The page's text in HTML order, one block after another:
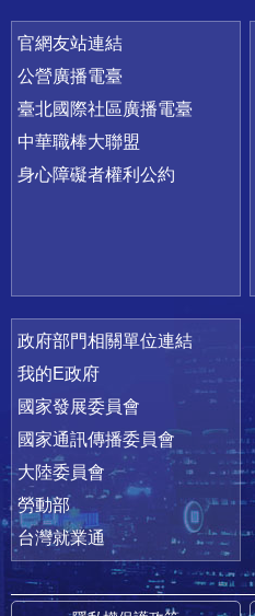
官網友站連結
公營廣播電臺
臺北國際社區廣播電臺
中華職棒大聯盟
身心障礙者權利公約
政府部門相關單位連結
我的E政府
國家發展委員會
國家通訊傳播委員會
大陸委員會
勞動部
台灣就業通